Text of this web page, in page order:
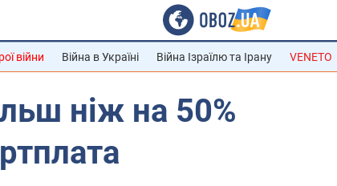
війни Війна в Україні Війна Ізраїлю та Ірану VENETO
ніж на 50%